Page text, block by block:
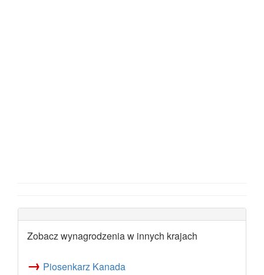
Zobacz wynagrodzenia w innych krajach
→ Piosenkarz Kanada